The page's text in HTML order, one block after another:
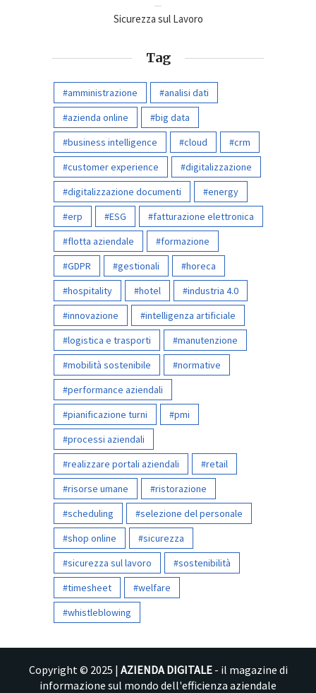
Sicurezza sul Lavoro
Tag
amministrazione
analisi dati
azienda online
big data
business intelligence
cloud
crm
customer experience
digitalizzazione
digitalizzazione documenti
energy
erp
ESG
fatturazione elettronica
flotta aziendale
formazione
GDPR
gestionali
horeca
hospitality
hotel
industria 4.0
innovazione
intelligenza artificiale
logistica e trasporti
manutenzione
mobilità sostenibile
normative
performance aziendali
pianificazione turni
pmi
processi aziendali
realizzare portali aziendali
retail
risorse umane
ristorazione
scheduling
selezione del personale
shop online
sicurezza
sicurezza sul lavoro
sostenibilità
timesheet
welfare
whistleblowing
Copyright © 2025 | AZIENDA DIGITALE- il magazine di
informazione sul mondo dell'efficienza aziendale